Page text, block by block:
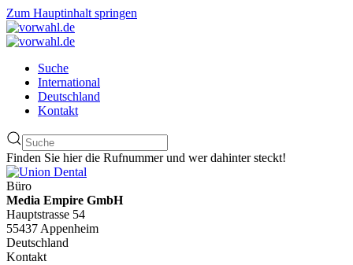
Zum Hauptinhalt springen
Suche
International
Deutschland
Kontakt
Finden Sie hier die Rufnummer und wer dahinter steckt!
Büro
Media Empire GmbH
Hauptstrasse 54
55437 Appenheim
Deutschland
Kontakt